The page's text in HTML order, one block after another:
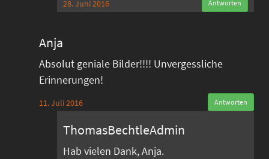
28. Juni 2016 Antworten
Anja
Absolut geniale Bilder!!!! Unvergessliche
Erinnerungen!
11. Juli 2016 Antworten
ThomasBechtleAdmin
Hab vielen Dank, Anja.